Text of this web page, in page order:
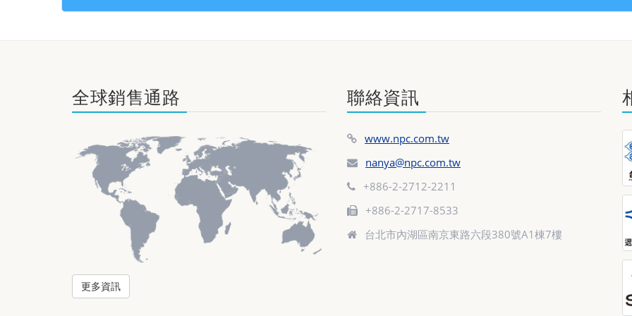
全球銷售通路
更多資訊
聯絡資訊
www.npc.com.tw
nanya@npc.com.tw
+886-2-2712-2211
+886-2-2717-8533
台北市內湖區南京東路六段380號A1棟7樓